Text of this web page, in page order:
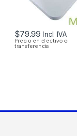
$79.99 Incl. IVA
Precio en efectivo o
transferencia